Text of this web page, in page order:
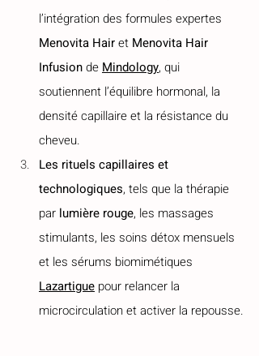
l’intégration des formules expertes
Menovita Hair et Menovita Hair
Infusion de Mindology, qui
soutiennent l’équilibre hormonal, la
densité capillaire et la résistance du
cheveu.
Les rituels capillaires et
technologiques, tels que la thérapie
par lumière rouge, les massages
stimulants, les soins détox mensuels
et les sérums biomimétiques
Lazartigue pour relancer la
microcirculation et activer la repousse.